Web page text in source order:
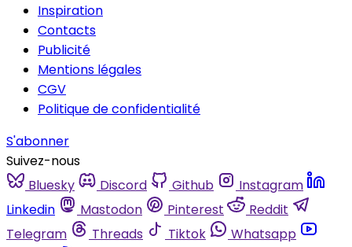
Inspiration
Contacts
Publicité
Mentions légales
CGV
Politique de confidentialité
S'abonner
Suivez-nous
Bluesky
Discord Github
Instagram
Linkedin
Mastodon Pinterest
Reddit
Telegram
Threads Tiktok
Whatsapp